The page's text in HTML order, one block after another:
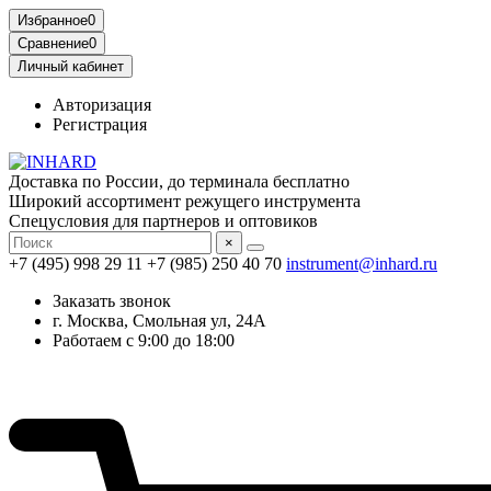
Избранное0
Сравнение0
Личный кабинет
Авторизация
Регистрация
Доставка по России, до терминала бесплатно
Широкий ассортимент режущего инструмента
Спецусловия для партнеров и оптовиков
×
+7 (495) 998 29 11 +7 (985) 250 40 70 instrument@inhard.ru
Заказать звонок
г. Москва, Смольная ул, 24А
Работаем с 9:00 до 18:00